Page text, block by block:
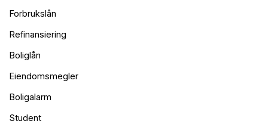
Forbrukslån
Refinansiering
Boliglån
Eiendomsmegler
Boligalarm
Student